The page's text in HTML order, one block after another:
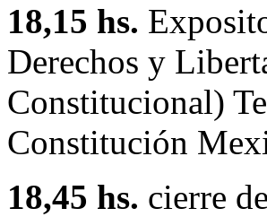
18,15 hs.
Derechos y
Constitucional)
Constitución
18,45 hs. cierre